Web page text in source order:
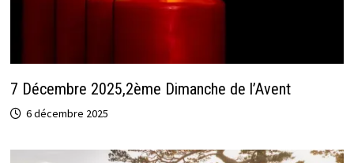
7 Décembre 2025,2ème Dimanche de l’Avent
6 décembre 2025